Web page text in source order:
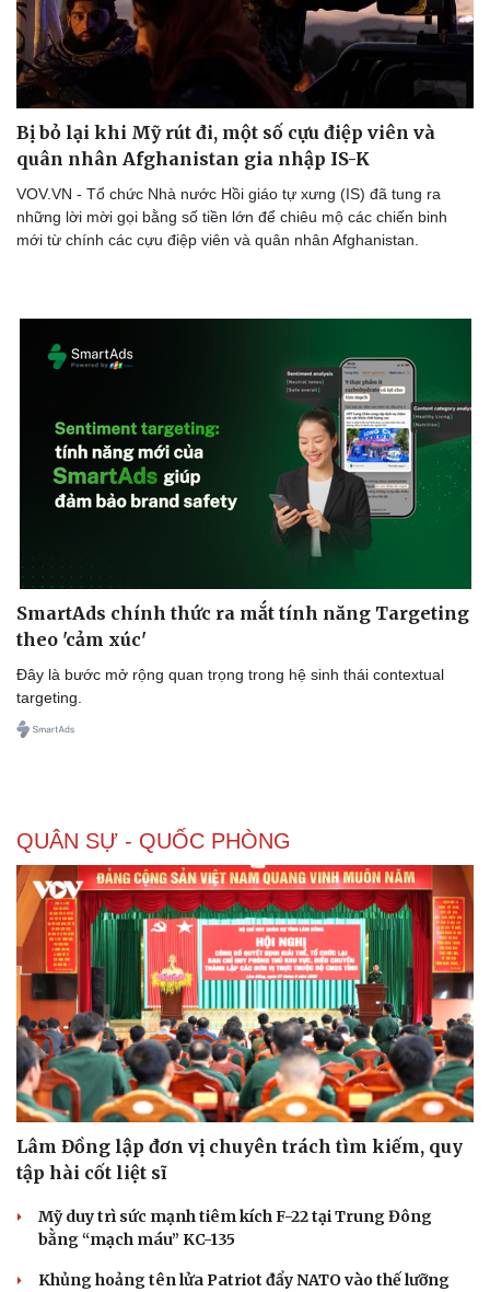
Doanh nghiệp
Thông tin doanh nghiệp
Doanh nghiệp 24h
Vì cộng đồng
Công nghệ
Sành điệu
Tin Công nghệ
Chuyển đổi số
Bị bỏ lại khi Mỹ rút đi, một số cựu điệp viên và
quân nhân Afghanistan gia nhập IS-K
VOV.VN - Tổ chức Nhà nước Hồi giáo tự xưng (IS) đã tung ra
những lời mời gọi bằng số tiền lớn để chiêu mộ các chiến binh
mới từ chính các cựu điệp viên và quân nhân Afghanistan.
SmartAds chính thức ra mắt tính năng Targeting
theo 'cảm xúc'
Đây là bước mở rộng quan trọng trong hệ sinh thái contextual
targeting.
QUÂN SỰ - QUỐC PHÒNG
Lâm Đồng lập đơn vị chuyên trách tìm kiếm, quy
tập hài cốt liệt sĩ
Mỹ duy trì sức mạnh tiêm kích F-22 tại Trung Đông
bằng “mạch máu” KC-135
Khủng hoảng tên lửa Patriot đẩy NATO vào thế lưỡng